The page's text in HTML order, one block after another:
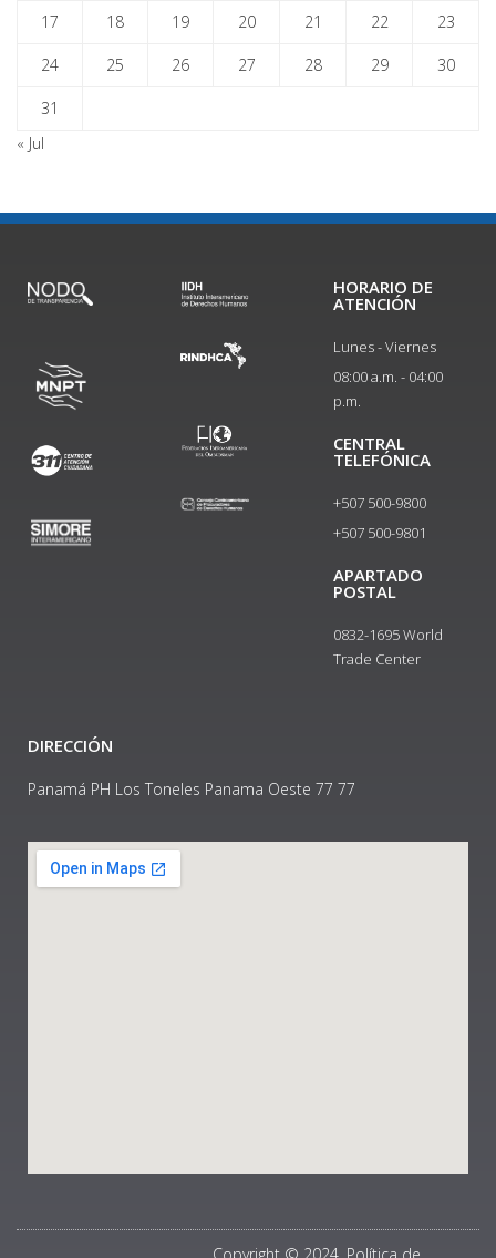
17 18 19 20 21 22 23
24 25 26 27 28 29 30
31
« Jul
HORARIO DE
ATENCIÓN
Lunes - Viernes
08:00 a.m. - 04:00
p.m.
CENTRAL
TELEFÓNICA
+507 500-9800
+507 500-9801​
APARTADO
POSTAL
0832-1695 World
Trade Center
DIRECCIÓN
Panamá PH Los Toneles Panama Oeste 77 77